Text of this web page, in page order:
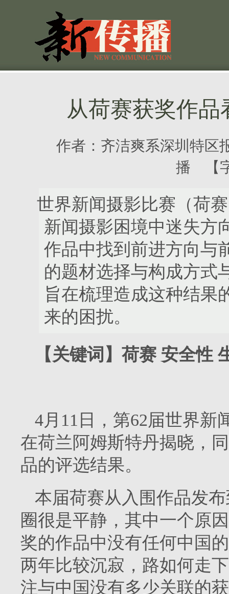
从荷赛获奖作
作者： 齐洁爽系深圳特区
播 【
世界新闻摄影比赛（荷
新闻摄影困境中迷失方
作品中找到前进方向与
的题材选择与构成方式
旨在梳理造成这种结果
来的困扰。
【关键词】荷赛 安全性
4月11日，第62届世界新
在荷兰阿姆斯特丹揭晓，
品的评选结果。
本届荷赛从入围作品发
圈很是平静，其中一个原
奖的作品中没有任何中国
两年比较沉寂，路如何走
注与中国没有多少关联的